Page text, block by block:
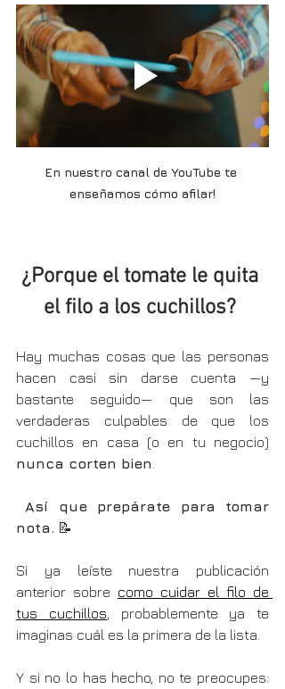
En nuestro canal de YouTube te
enseñamos cómo afilar!
¿Porque el tomate le quita
el filo a los cuchillos?
Hay muchas cosas que las personas
hacen casi sin darse cuenta —y
bastante seguido— que son las
verdaderas culpables de que los
nunca corten bien
Así que prepárate para tomar
nota. 📝
Si ya leíste nuestra publicación
anterior sobre como cuidar el filo de
tus cuchillos , probablemente ya te
imaginas cuál es la primera de la lista.